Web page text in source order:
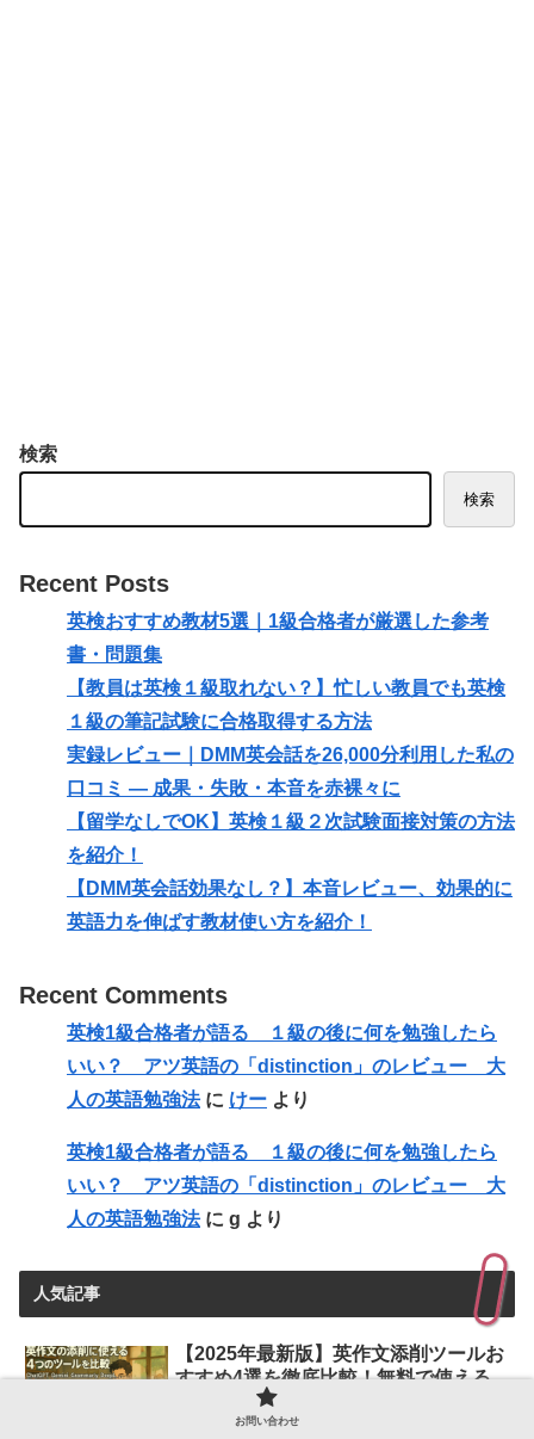
検索
検索
Recent Posts
英検おすすめ教材5選｜1級合格者が厳選した参考
書・問題集
【教員は英検１級取れない？】忙しい教員でも英検
１級の筆記試験に合格取得する方法
実録レビュー｜DMM英会話を26,000分利用した私の
口コミ — 成果・失敗・本音を赤裸々に
【留学なしでOK】英検１級２次試験面接対策の方法
を紹介！
【DMM英会話効果なし？】本音レビュー、効果的に
英語力を伸ばす教材使い方を紹介！
Recent Comments
英検1級合格者が語る １級の後に何を勉強したら
いい？ アツ英語の「distinction」のレビュー 大
人の英語勉強法に けー より
英検1級合格者が語る １級の後に何を勉強したら
いい？ アツ英語の「distinction」のレビュー 大
人の英語勉強法に g より
人気記事
【2025年最新版】英作文添削ツールお
すすめ4選を徹底比較！無料で使える
AIサービスはどれ？
お問い合わせ